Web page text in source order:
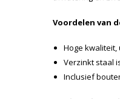
Voordelen van
Hoge kwaliteit,
Verzinkt staal
Inclusief